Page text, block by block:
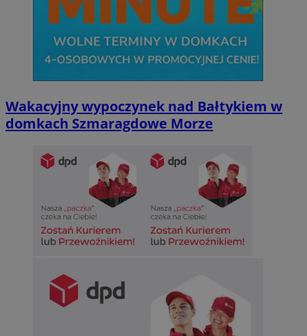
Wakacyjny wypoczynek nad Bałtykiem w
domkach Szmaragdowe Morze